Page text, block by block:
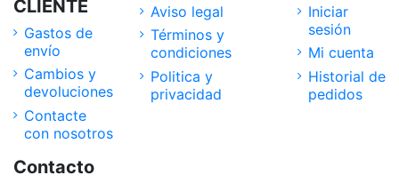
CLIENTE
Gastos de
envío
Cambios y
devoluciones
Contacte
con nosotros
Aviso legal
Términos y
condiciones
Politica y
privacidad
Iniciar
sesión
Mi cuenta
Historial de
pedidos
Contacto